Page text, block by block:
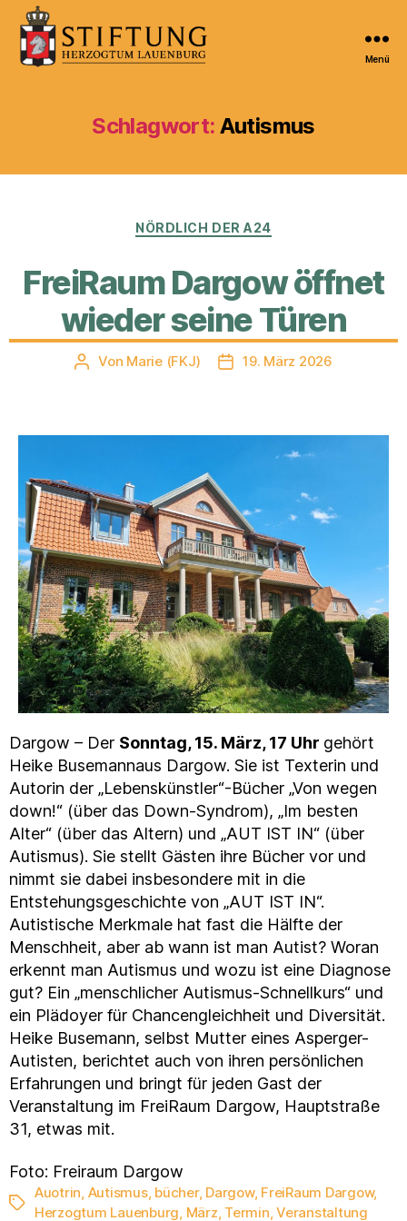
Herzogtum
Menü
Schlagwort: Autismus
Kategorien
NÖRDLICH DER A24
FreiRaum Dargow öffnet
wieder seine Türen
Beitragsautor
Von Marie (FKJ) Veröffentlichungsdatum
19. März 2026
Dargow – Der Sonntag, 15. März, 17 Uhr gehört
Heike Busemannaus Dargow. Sie ist Texterin und
Autorin der „Lebenskünstler“-Bücher „Von wegen
down!“ (über das Down-Syndrom), „Im besten
Alter“ (über das Altern) und „AUT IST IN“ (über
Autismus). Sie stellt Gästen ihre Bücher vor und
nimmt sie dabei insbesondere mit in die
Entstehungsgeschichte von „AUT IST IN“.
Autistische Merkmale hat fast die Hälfte der
Menschheit, aber ab wann ist man Autist? Woran
erkennt man Autismus und wozu ist eine Diagnose
gut? Ein „menschlicher Autismus-Schnellkurs“ und
ein Plädoyer für Chancengleichheit und Diversität.
Heike Busemann, selbst Mutter eines Asperger-
Autisten, berichtet auch von ihren persönlichen
Erfahrungen und bringt für jeden Gast der
Veranstaltung im FreiRaum Dargow, Hauptstraße
31, etwas mit.
Foto: Freiraum Dargow
Schlagwörter
Auotrin, Autismus, bücher, Dargow, FreiRaum Dargow,
Herzogtum Lauenburg, März, Termin,Veranstaltung